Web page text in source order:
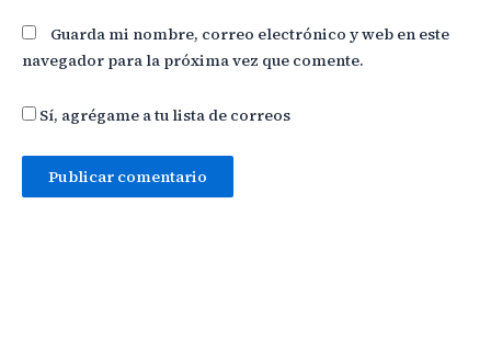
Guarda mi nombre, correo electrónico y web en este
navegador para la próxima vez que comente.
Sí, agrégame a tu lista de correos